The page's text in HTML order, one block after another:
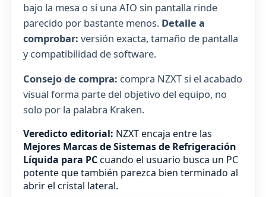
bajo la mesa o si una AIO sin pantalla rinde
parecido por bastante menos. Detalle a
comprobar: versión exacta, tamaño de pantalla
y compatibilidad de software.
Consejo de compra: compra NZXT si el acabado
visual forma parte del objetivo del equipo, no
solo por la palabra Kraken.
Veredicto editorial: NZXT encaja entre las
Mejores Marcas de Sistemas de Refrigeración
Líquida para PCcuando el usuario busca un PC
potente que también parezca bien terminado al
abrir el cristal lateral.